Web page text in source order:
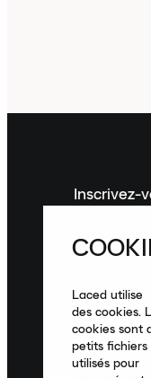
Inscrivez-
Inscrivez-
dernières
France|
Laced utilise
des cookies.
cookies sont
petits fichiers
utilisés pour